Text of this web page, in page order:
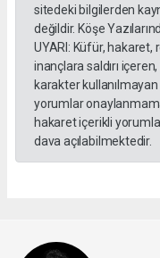
sitedeki bilgilerden
değildir. Köşe
UYARI: Küfür, hakaret,
inançlara saldırı
karakter
yorumlar
hakaret içerikli
dava açılabilmektedir.